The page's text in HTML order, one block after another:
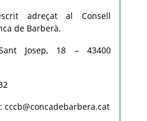
adreçat al Consell
de Barberà.
Josep, 18 – 43400
cccb@concadebarbera.cat